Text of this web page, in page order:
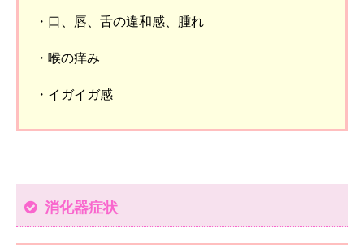
・口、唇、舌の違和感、腫れ
・喉の痒み
・イガイガ感
消化器症状